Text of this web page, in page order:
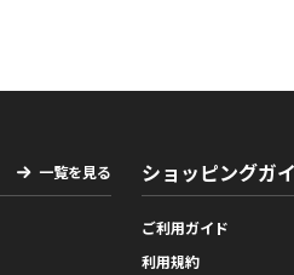
一覧を見る ショッピングガ
ご利用ガイド
利用規約